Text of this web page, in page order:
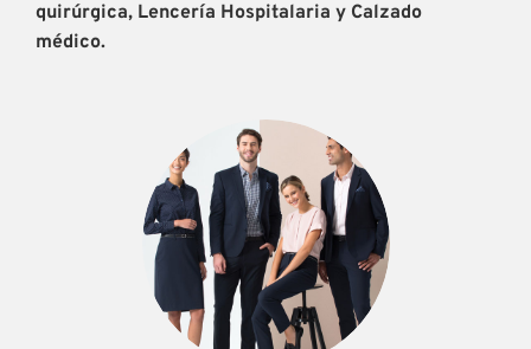
quirúrgica, Lencería Hospitalaria y Calzado
médico.